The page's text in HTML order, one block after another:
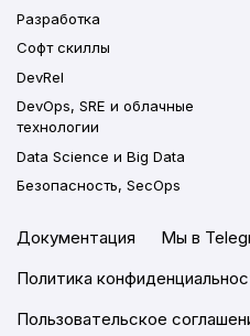
Разработка
Софт скиллы
DevRel
DevOps, SRE и облачные
технологии
Data Science и Big Data
Безопасность, SecOps
Документация
Мы в
Политика
Пользовательское